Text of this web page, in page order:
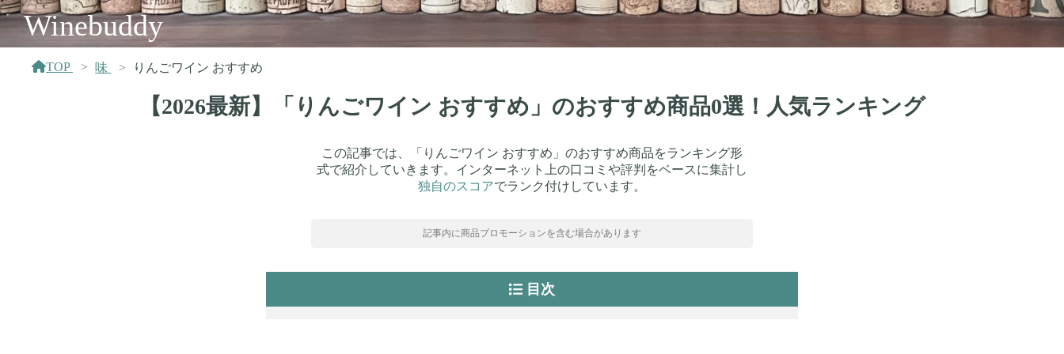
Winebuddy
TOP 味 りんごワイン おすすめ
【2026最新】「りんごワイン おすすめ」のおすすめ商品0選！人気ランキング
この記事では、「りんごワイン おすすめ」のおすすめ商品をランキング形
式で紹介していきます。インターネット上の口コミや評判をベースに集計し
独自のスコアでランク付けしています。
記事内に商品プロモーションを含む場合があります
目次